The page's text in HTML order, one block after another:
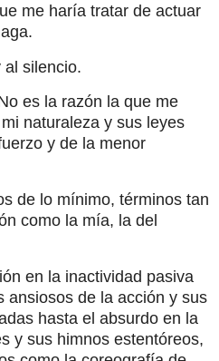
me haría tratar de actuar
al silencio.
es la razón la que me
naturaleza y sus leyes
y de la menor
de lo mínimo, términos tan
como la mía, la del
en la inactividad pasiva
ansiosos de la acción y sus
hasta el absurdo en la
y sus himnos estentóreos,